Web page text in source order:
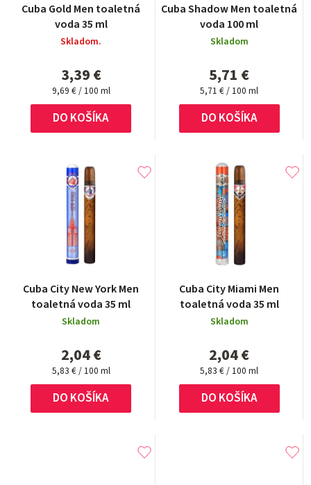
Cuba Gold Men toaletná
voda 35 ml
Skladom.
3,39 €
Jednotková
cena:
9,69 € / 100 ml
DO KOŠÍKA
Cuba Shadow Men toaletná
voda 100 ml
Skladom
5,71 €
Jednotková
cena:
5,71 € / 100 ml
DO KOŠÍKA
Cuba City New York Men
toaletná voda 35 ml
Skladom
2,04 €
Jednotková
cena:
5,83 € / 100 ml
DO KOŠÍKA
Cuba City Miami Men
toaletná voda 35 ml
Skladom
2,04 €
Jednotková
cena:
5,83 € / 100 ml
DO KOŠÍKA